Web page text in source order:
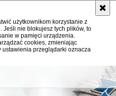
użytkownikom korzystanie z
Jeśli nie blokujesz tych plików, to
w pamięci urządzenia.
cookies, zmieniając
przeglądarki oznacza